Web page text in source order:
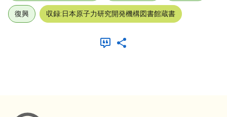
復興 収録:日本原子力研究開発機構図書館蔵書